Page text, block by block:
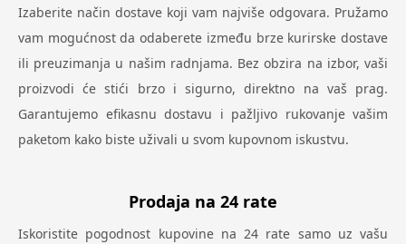
Izaberite način dostave koji vam najviše odgovara. Pružamo
vam mogućnost da odaberete između brze kurirske dostave
ili preuzimanja u našim radnjama. Bez obzira na izbor, vaši
proizvodi će stići brzo i sigurno, direktno na vaš prag.
Garantujemo efikasnu dostavu i pažljivo rukovanje vašim
paketom kako biste uživali u svom kupovnom iskustvu.
Prodaja na 24 rate
Iskoristite pogodnost kupovine na 24 rate samo uz vašu